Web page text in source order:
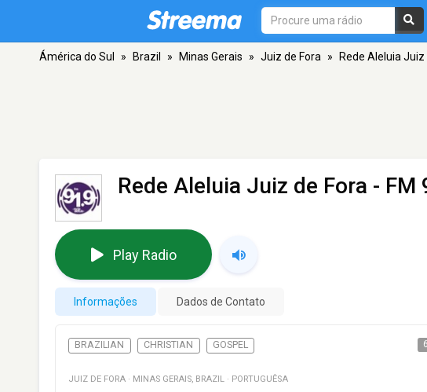
Ámérica do Sul » Brazil » Minas Gerais » Juiz de Fora » Rede Aleluia Juiz
Rede Aleluia Juiz de Fora - FM
Play Radio
Informações Dados de Contato
BRAZILIAN CHRISTIAN GOSPEL
JUIZ DE FORA · MINAS GERAIS, BRAZIL · PORTUGUÊSA